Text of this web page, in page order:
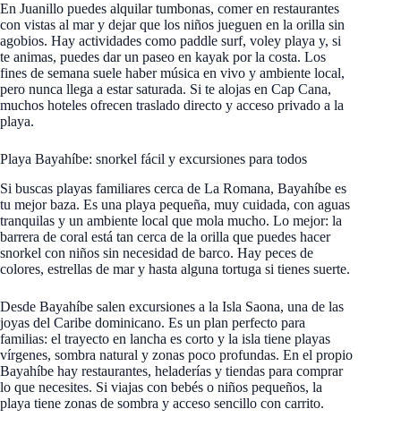
En Juanillo puedes alquilar tumbonas, comer en restaurantes
con vistas al mar y dejar que los niños jueguen en la orilla sin
agobios. Hay actividades como paddle surf, voley playa y, si
te animas, puedes dar un paseo en kayak por la costa. Los
fines de semana suele haber música en vivo y ambiente local,
pero nunca llega a estar saturada. Si te alojas en Cap Cana,
muchos hoteles ofrecen traslado directo y acceso privado a la
playa.
Playa Bayahíbe: snorkel fácil y excursiones para todos
Si buscas playas familiares cerca de La Romana, Bayahíbe es
tu mejor baza. Es una playa pequeña, muy cuidada, con aguas
tranquilas y un ambiente local que mola mucho. Lo mejor: la
barrera de coral está tan cerca de la orilla que puedes hacer
snorkel con niños sin necesidad de barco. Hay peces de
colores, estrellas de mar y hasta alguna tortuga si tienes suerte.
Desde Bayahíbe salen excursiones a la Isla Saona, una de las
joyas del Caribe dominicano. Es un plan perfecto para
familias: el trayecto en lancha es corto y la isla tiene playas
vírgenes, sombra natural y zonas poco profundas. En el propio
Bayahíbe hay restaurantes, heladerías y tiendas para comprar
lo que necesites. Si viajas con bebés o niños pequeños, la
playa tiene zonas de sombra y acceso sencillo con carrito.